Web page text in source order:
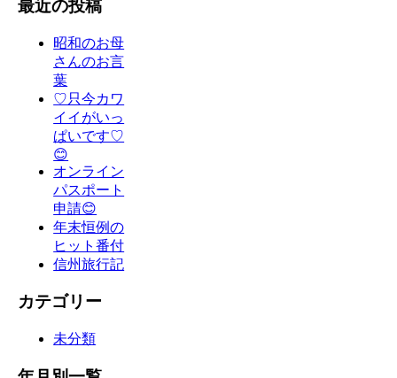
最近の投稿
昭和のお母
さんのお言
葉
♡只今カワ
イイがいっ
ぱいです♡
😊
オンライン
パスポート
申請😊
年末恒例の
ヒット番付
信州旅行記
カテゴリー
未分類